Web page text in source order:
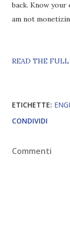
back. Know your
am not
READ THE FULL
ETICHETTE:
CONDIVIDI
Commenti